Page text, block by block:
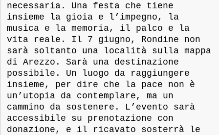
necessaria. Una festa che tiene
insieme la gioia e l’impegno, la
musica e la memoria, il palco e la
vita reale. Il 7 giugno, Rondine non
sarà soltanto una località sulla mappa
di Arezzo. Sarà una destinazione
possibile. Un luogo da raggiungere
insieme, per dire che la pace non è
un’utopia da contemplare, ma un
cammino da sostenere. L’evento sarà
accessibile su prenotazione con
donazione, e il ricavato sosterrà le